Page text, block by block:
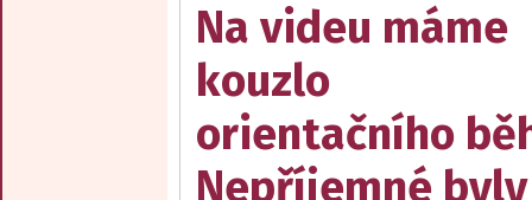
Na videu máme
kouzlo
orientačního
Nepříjemné byly